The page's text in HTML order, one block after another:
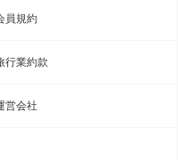
員規約
行業約款
営会社